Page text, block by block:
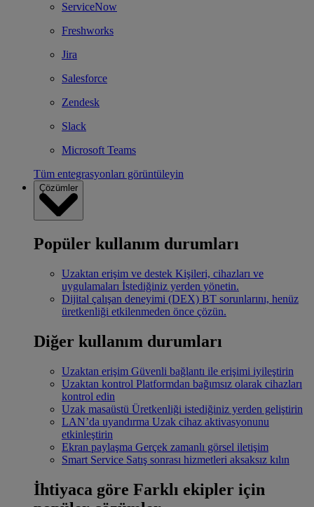
ServiceNow
Freshworks
Jira
Salesforce
Zendesk
Slack
Microsoft Teams
Tüm entegrasyonları görüntüleyin
Çözümler
Popüler kullanım durumları
Uzaktan erişim ve destek Kişileri, cihazları ve
uygulamaları İstediğiniz yerden yönetin.
Dijital çalışan deneyimi (DEX) BT sorunlarını, henüz
üretkenliği etkilenmeden önce çözün.
Diğer kullanım durumları
Uzaktan erişim Güvenli bağlantı ile erişimi iyileştirin
Uzaktan kontrol Platformdan bağımsız olarak cihazları
kontrol edin
Uzak masaüstü Üretkenliği istediğiniz yerden geliştirin
LAN’da uyandırma Uzak cihaz aktivasyonunu
etkinleştirin
Ekran paylaşma Gerçek zamanlı görsel iletişim
Smart Service Satış sonrası hizmetleri aksaksız kılın
İhtiyaca göre Farklı ekipler için